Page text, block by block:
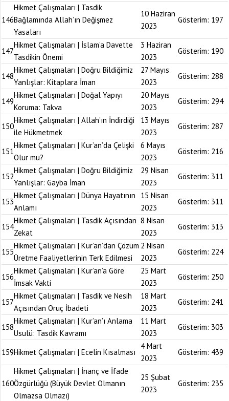
146
Hikmet Çalışmaları | Tasdik
Bağlamında Allah’ın Değişmez
Yasaları
10 Haziran
2023
Gösterim: 197
147
Hikmet Çalışmaları | İslam’a Davette
Tasdikin Önemi
3 Haziran
2023
Gösterim: 190
148
Hikmet Çalışmaları | Doğru Bildiğimiz
Yanlışlar: Kitaplara İman
27 Mayıs
2023
Gösterim: 288
149
Hikmet Çalışmaları | Doğal Yapıyı
Koruma: Takva
20 Mayıs
2023
Gösterim: 294
150
Hikmet Çalışmaları | Allah’ın İndirdiği
ile Hükmetmek
13 Mayıs
2023
Gösterim: 287
151
Hikmet Çalışmaları | Kur’an’da Çelişki
Olur mu?
6 Mayıs
2023
Gösterim: 216
152
Hikmet Çalışmaları | Doğru Bildiğimiz
Yanlışlar: Gayba İman
29 Nisan
2023
Gösterim: 311
153
Hikmet Çalışmaları | Dünya Hayatının
Anlamı
15 Nisan
2023
Gösterim: 311
154
Hikmet Çalışmaları | Tasdik Açısından
Zekat
8 Nisan
2023
Gösterim: 313
155
Hikmet Çalışmaları | Kur’an’dan Çözüm
Üretme Faaliyetlerinin Terk Edilmesi
2 Nisan
2023
Gösterim: 224
156
Hikmet Çalışmaları | Kur’an’a Göre
İmsak Vakti
25 Mart
2023
Gösterim: 250
157
Hikmet Çalışmaları | Tasdik ve Nesih
Açısından Oruç İbadeti
18 Mart
2023
Gösterim: 241
158
Hikmet Çalışmaları | Kur’an’ı Anlama
Usulü: Tasdik Kavramı
11 Mart
2023
Gösterim: 303
159Hikmet Çalışmaları | Ecelin Kısalması
4 Mart
2023
Gösterim: 439
160
Hikmet Çalışmaları | İnanç ve İfade
Özgürlüğü (Büyük Devlet Olmanın
Olmazsa Olmazı)
25 Şubat
2023
Gösterim: 235